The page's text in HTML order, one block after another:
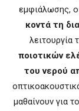
εμφιάλωσης,
κοντά τη
λειτουργία
ποιοτικών
του νερού
μαθαίνουν για